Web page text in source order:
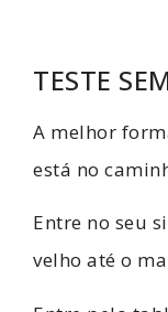
TESTE
A melhor
está no
Entre no seu
velho até o